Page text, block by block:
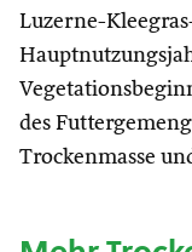
Luzerne-
des
Trockenmasse